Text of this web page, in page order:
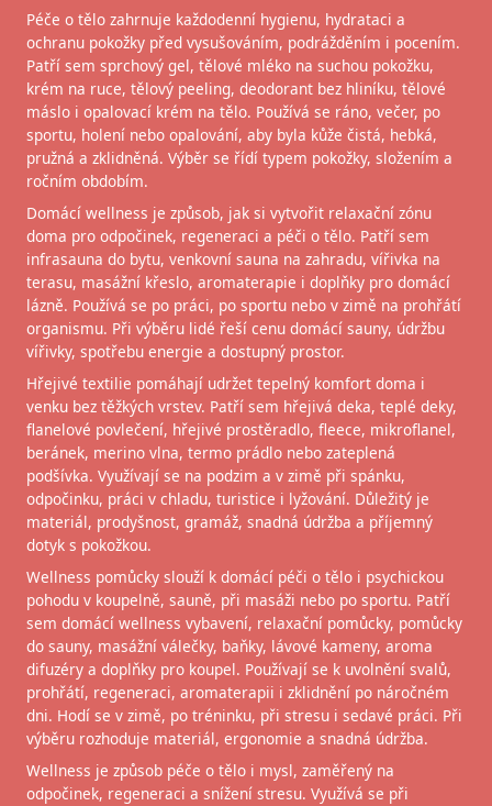
Péče o tělo zahrnuje každodenní hygienu, hydrataci a
ochranu pokožky před vysušováním, podrážděním i pocením.
Patří sem sprchový gel, tělové mléko na suchou pokožku,
krém na ruce, tělový peeling, deodorant bez hliníku, tělové
máslo i opalovací krém na tělo. Používá se ráno, večer, po
sportu, holení nebo opalování, aby byla kůže čistá, hebká,
pružná a zklidněná. Výběr se řídí typem pokožky, složením a
ročním obdobím.
Domácí wellness je způsob, jak si vytvořit relaxační zónu
doma pro odpočinek, regeneraci a péči o tělo. Patří sem
infrasauna do bytu, venkovní sauna na zahradu, vířivka na
terasu, masážní křeslo, aromaterapie i doplňky pro domácí
lázně. Používá se po práci, po sportu nebo v zimě na prohřátí
organismu. Při výběru lidé řeší cenu domácí sauny, údržbu
vířivky, spotřebu energie a dostupný prostor.
Hřejivé textilie pomáhají udržet tepelný komfort doma i
venku bez těžkých vrstev. Patří sem hřejivá deka, teplé deky,
flanelové povlečení, hřejivé prostěradlo, fleece, mikroflanel,
beránek, merino vlna, termo prádlo nebo zateplená
podšívka. Využívají se na podzim a v zimě při spánku,
odpočinku, práci v chladu, turistice i lyžování. Důležitý je
materiál, prodyšnost, gramáž, snadná údržba a příjemný
dotyk s pokožkou.
Wellness pomůcky slouží k domácí péči o tělo i psychickou
pohodu v koupelně, sauně, při masáži nebo po sportu. Patří
sem domácí wellness vybavení, relaxační pomůcky, pomůcky
do sauny, masážní válečky, baňky, lávové kameny, aroma
difuzéry a doplňky pro koupel. Používají se k uvolnění svalů,
prohřátí, regeneraci, aromaterapii i zklidnění po náročném
dni. Hodí se v zimě, po tréninku, při stresu i sedavé práci. Při
výběru rozhoduje materiál, ergonomie a snadná údržba.
Wellness je způsob péče o tělo i mysl, zaměřený na
odpočinek, regeneraci a snížení stresu. Využívá se při